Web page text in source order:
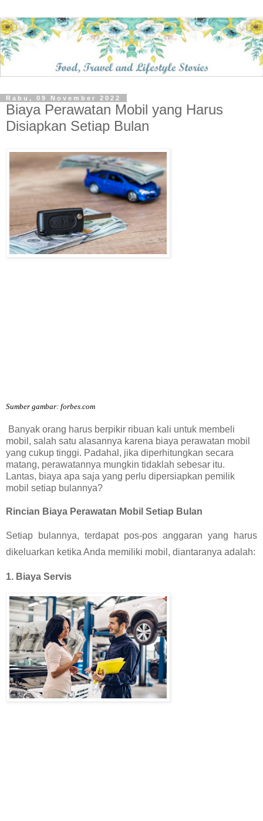
Rabu, 09 November 2022
Biaya Perawatan Mobil yang Harus
Disiapkan Setiap Bulan
Sumber gambar: forbes.com
Banyak orang harus berpikir ribuan kali untuk membeli
mobil, salah satu alasannya karena biaya perawatan mobil
yang cukup tinggi. Padahal, jika diperhitungkan secara
matang, perawatannya mungkin tidaklah sebesar itu.
Lantas, biaya apa saja yang perlu dipersiapkan pemilik
mobil setiap bulannya?
Rincian Biaya Perawatan Mobil Setiap Bulan
Setiap bulannya, terdapat pos-pos anggaran yang harus
dikeluarkan ketika Anda memiliki mobil, diantaranya adalah:
1. Biaya Servis